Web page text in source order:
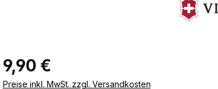
Regulärer Preis:
9,90 €
Preise inkl. MwSt. zzgl. Versandkosten